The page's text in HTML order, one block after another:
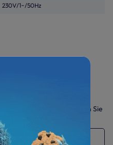
230V/1~/50Hz
und gesammelt
benötigen, sprechen Sie
C 2.6 kW